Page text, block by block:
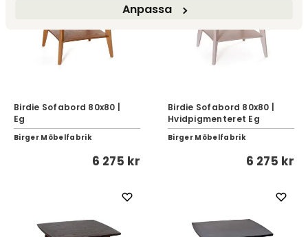
Anpassa
Birdie Sofabord 80x80 |
Eg
Birger Möbelfabrik
6 275 kr
Birdie Sofabord 80x80 |
Hvidpigmenteret Eg
Birger Möbelfabrik
6 275 kr